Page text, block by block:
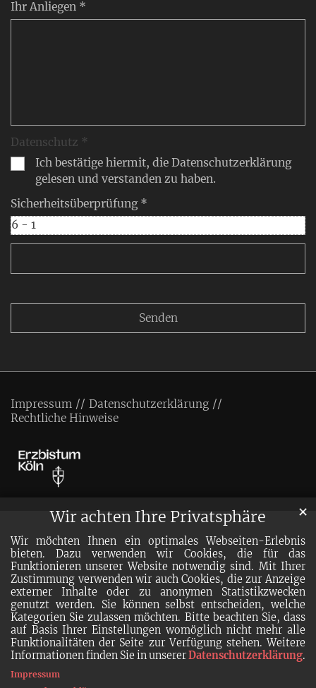
Wir achten Ihre Privatsphäre
Wir möchten Ihnen ein optimales Webseiten-Erlebnis
bieten. Dazu verwenden wir Cookies, die für das
Funktionieren unserer Website notwendig sind. Mit Ihrer
Zustimmung verwenden wir auch Cookies, die zur Anzeige
externer Inhalte oder zu anonymen Statistikzwecken
genutzt werden. Sie können selbst entscheiden, welche
Kategorien Sie zulassen möchten. Bitte beachten Sie, dass
auf Basis Ihrer Einstellungen womöglich nicht mehr alle
Funktionalitäten der Seite zur Verfügung stehen. Weitere
Informationen finden Sie in unsererDatenschutzerklärung.
✕
Impressum
Ihr Anliegen *
Datenschutz *
Ich bestätige hiermit, die Datenschutzerklärung
gelesen und verstanden zu haben.
Sicherheitsüberprüfung *
6 - 1
Impressum
Datenschutzerklärung
Rechtliche Hinweise